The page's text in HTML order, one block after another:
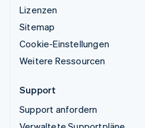
Lizenzen
Sitemap
Cookie-Einstellungen
Weitere Ressourcen
Support
Support anfordern